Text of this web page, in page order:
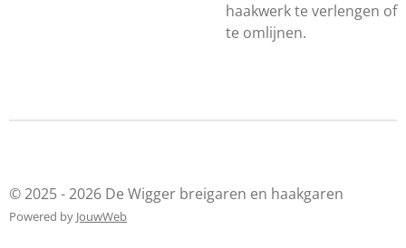
haakwerk te verlengen of
te omlijnen.
© 2025 - 2026 De Wigger breigaren en haakgaren
Powered by JouwWeb